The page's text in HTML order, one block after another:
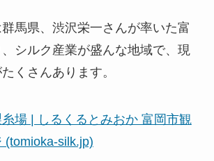
馬県、渋沢栄一さんが率いた富
シルク産業が盛んな地域で、現
くさんあります。
場 | しるくるとみおか 富岡市観
(tomioka-silk.jp)